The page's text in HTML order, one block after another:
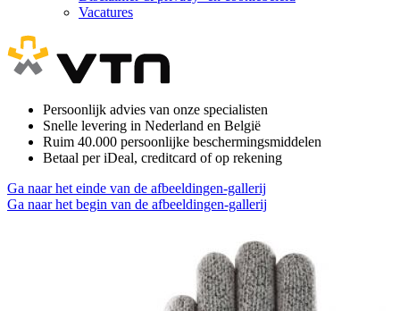
Vacatures
Persoonlijk advies van onze specialisten
Snelle levering in Nederland en België
Ruim 40.000 persoonlijke beschermingsmiddelen
Betaal per iDeal, creditcard of op rekening
Ga naar het einde van de afbeeldingen-gallerij
Ga naar het begin van de afbeeldingen-gallerij